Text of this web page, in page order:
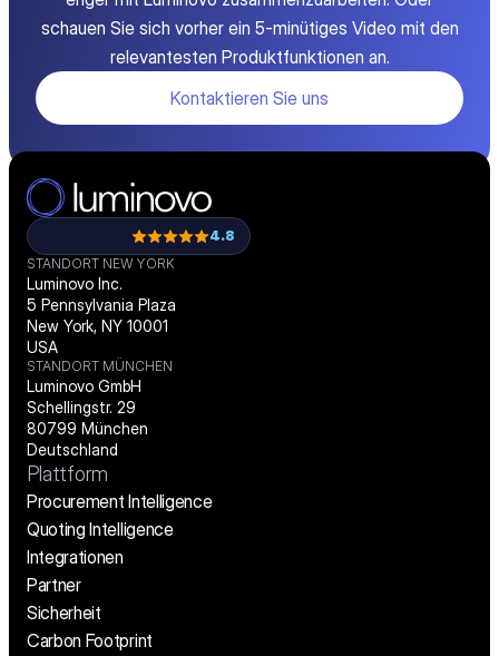
schauen Sie sich vorher ein 5-minütiges Video mit den
relevantesten Produktfunktionen an.
Kontaktieren Sie uns
4.8
STANDORT NEW YORK
Luminovo Inc.
5 Pennsylvania Plaza
New York, NY 10001
USA
STANDORT MÜNCHEN
Luminovo GmbH
Schellingstr. 29
80799 München
Deutschland
Plattform
Procurement Intelligence
Quoting Intelligence
Integrationen
Partner
Sicherheit
Carbon Footprint